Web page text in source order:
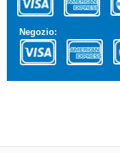
Negozio: